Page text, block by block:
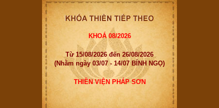
KHOÁ 08/2026
Từ 15/08/2026 đến 26/08/2026
(Nhằm ngày 03/07 - 14/07 BÍNH NGỌ)
THIỀN VIỆN PHÁP SƠN